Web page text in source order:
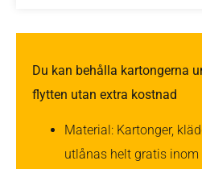
Du kan behålla kartongerna
flytten utan extra kostnad
Material: Kartonger,
utlånas helt gratis inom